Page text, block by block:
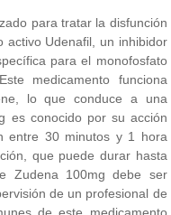
para tratar la disfunción
activo Udenafil, un inhibidor
para el monofosfato
medicamento funciona
lo que conduce a una
es conocido por su acción
entre 30 minutos y 1 hora
que puede durar hasta
Zudena 100mg debe ser
de un profesional de